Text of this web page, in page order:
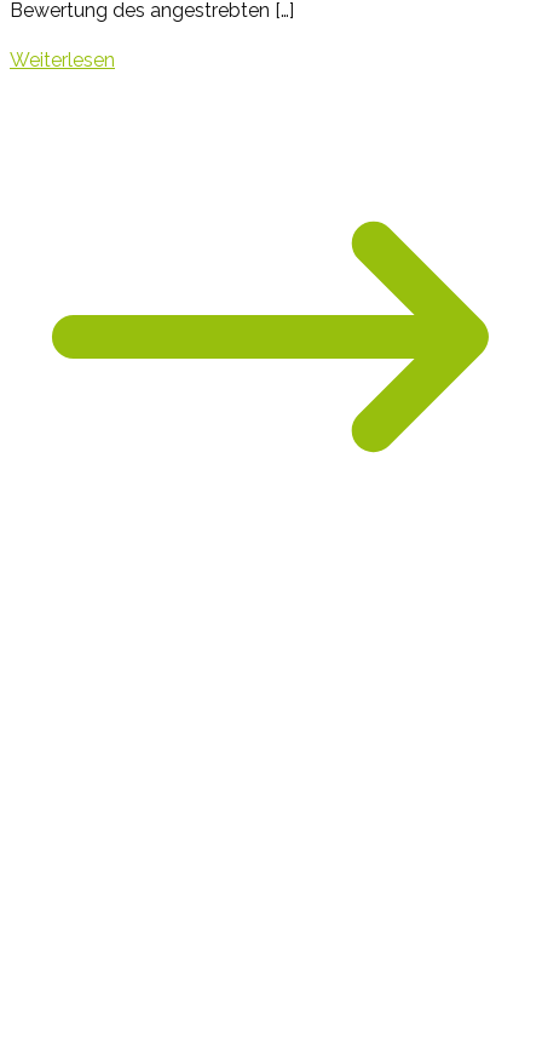
Bewertung des angestrebten […]
Weiterlesen